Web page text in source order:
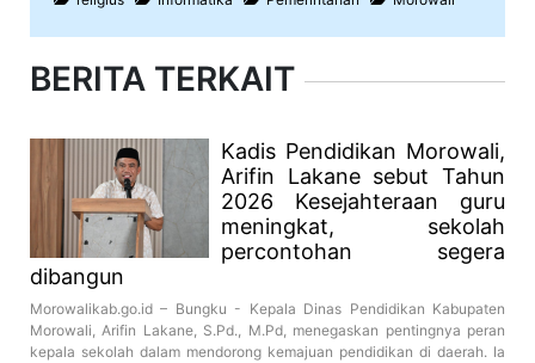
BERITA TERKAIT
Kadis Pendidikan Morowali,
Arifin Lakane sebut Tahun
2026 Kesejahteraan guru
meningkat, sekolah
percontohan segera
dibangun
Morowalikab.go.id – Bungku - Kepala Dinas Pendidikan Kabupaten
Morowali, Arifin Lakane, S.Pd., M.Pd, menegaskan pentingnya peran
kepala sekolah dalam mendorong kemajuan pendidikan di daerah. Ia